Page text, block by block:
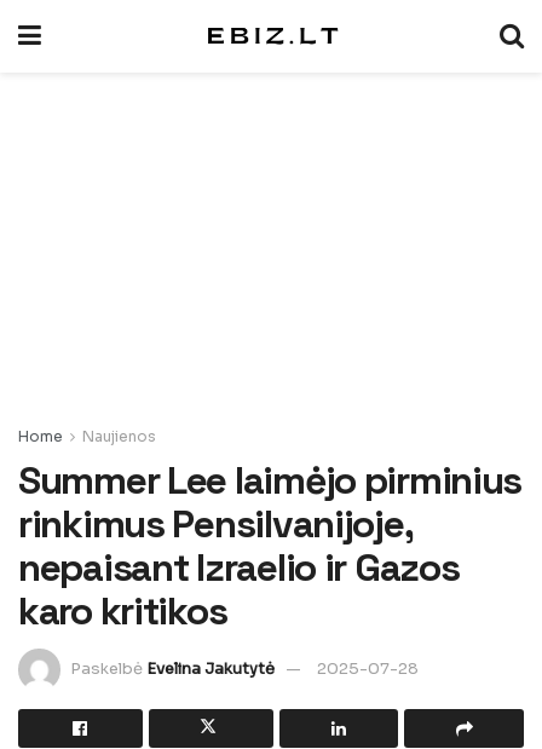
Home Naujienos
Summer Lee laimėjo pirminius
rinkimus Pensilvanijoje,
nepaisant Izraelio ir Gazos
karo kritikos
Paskelbė Evelina Jakutytė 2025-07-28